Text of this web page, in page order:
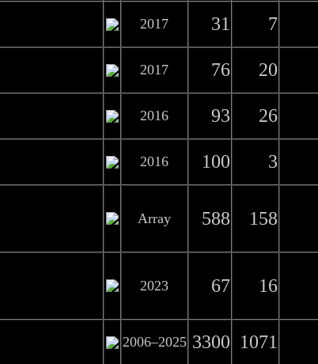
2017 31 7
2017 76 20
2016 93 26
2016 100 3
Array 588 158
2023 67 16
2006–2025 3300 1071